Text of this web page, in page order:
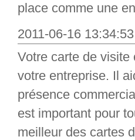
place comme une
2011-06-16
Votre carte de visite
votre entreprise. Il
présence
est important pour
meilleur des cartes